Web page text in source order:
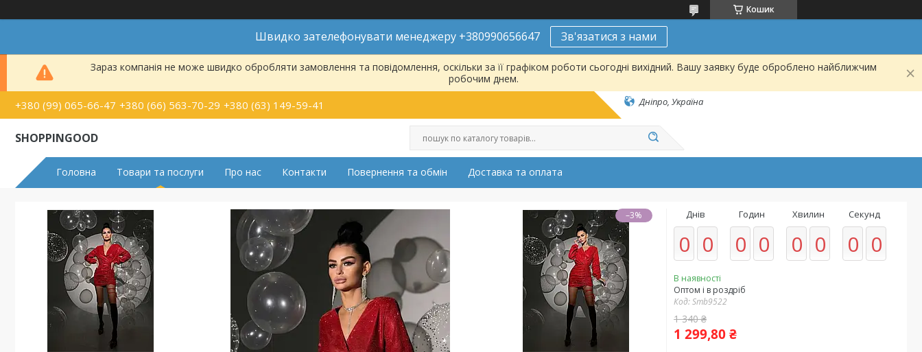
Кошик
Швидко зателефонувати менеджеру +380990656647 Зв'язатися з нами
Зараз компанія не може швидко обробляти замовлення та повідомлення, оскільки за її графіком роботи сьогодні вихідний. Вашу заявку буде оброблено найближчим
робочим днем.
+380 (99) 065-66-47 +380 (66) 563-70-29 +380 (63) 149-59-41 Дніпро, Україна
SHOPPINGOOD
Головна Товари та послуги Про нас Контакти Повернення та обмін Доставка та оплата
–3% Днів
0 0
Годин
0 0
Хвилин
0 0
Секунд
0 0
В наявності
Оптом і в роздріб
Код:Smb9522
1 340 ₴
1 299,80 ₴